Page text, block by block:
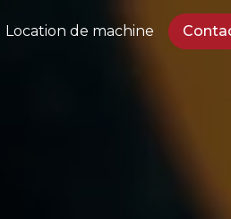
Location de machine